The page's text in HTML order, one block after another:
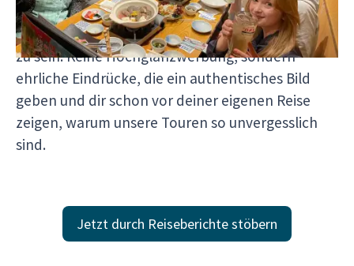
uns reist, welche Momente bewegen und wie es
sich wirklich anfühlt, mitJapaventuraunterwegs
zu sein. Keine Hochglanzwerbung, sondern
ehrliche Eindrücke, die ein authentisches Bild
geben und dir schon vor deiner eigenen Reise
zeigen, warum unsere Touren so unvergesslich
sind.
Jetzt durch Reiseberichte stöbern